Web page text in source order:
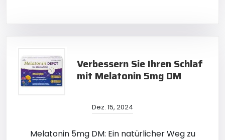
Verbessern Sie Ihren Schlaf
mit Melatonin 5mg DM
Dez. 15, 2024
Melatonin 5mg DM: Ein natürlicher Weg zu